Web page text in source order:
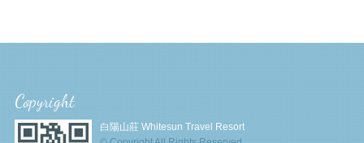
Copyright
白陽山莊 Whitesun Travel Resort